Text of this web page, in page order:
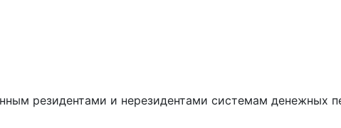
резидентами и нерезидентами системам